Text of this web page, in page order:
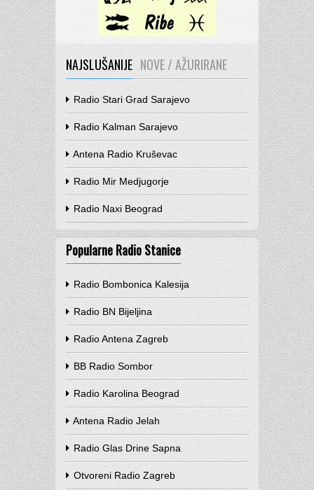
NAJSLUŠANIJE NOVE / AŽURIRANE
Radio Stari Grad Sarajevo
Radio Kalman Sarajevo
Antena Radio Kruševac
Radio Mir Medjugorje
Radio Naxi Beograd
Popularne Radio Stanice
Radio Bombonica Kalesija
Radio BN Bijeljina
Radio Antena Zagreb
BB Radio Sombor
Radio Karolina Beograd
Antena Radio Jelah
Radio Glas Drine Sapna
Otvoreni Radio Zagreb